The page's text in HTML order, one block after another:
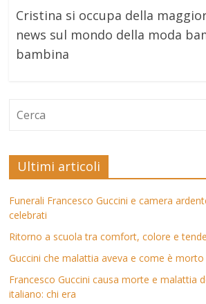
Cristina si occupa della
news sul mondo della moda
bambina
Ultimi articoli
Funerali Francesco Guccini e camera
celebrati
Ritorno a scuola tra comfort, colore e
Guccini che malattia aveva e come è
Francesco Guccini causa morte e malattia
italiano: chi era